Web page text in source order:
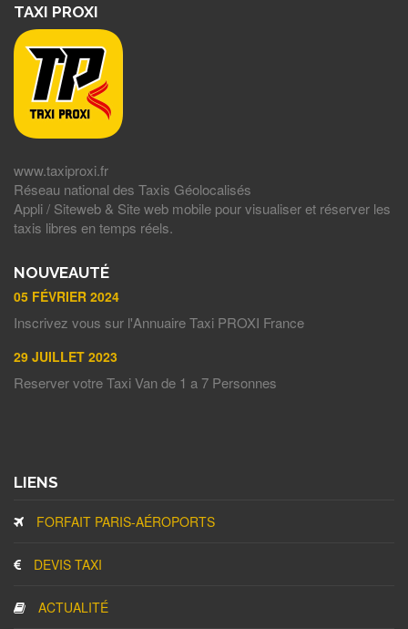
TAXI PROXI
www.taxiproxi.fr
Réseau national des Taxis Géolocalisés
Appli / Siteweb & Site web mobile pour visualiser et réserver les
taxis libres en temps réels.
NOUVEAUTÉ
05 FÉVRIER 2024
Inscrivez vous sur l'Annuaire Taxi PROXI France
29 JUILLET 2023
Reserver votre Taxi Van de 1 a 7 Personnes
LIENS
FORFAIT PARIS-AÉROPORTS
DEVIS TAXI
ACTUALITÉ